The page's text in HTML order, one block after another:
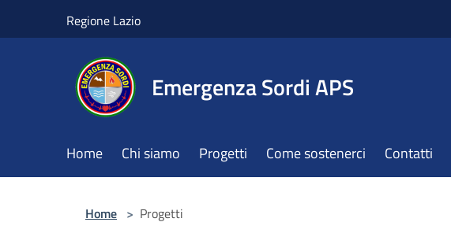
Regione Lazio
Emergenza Sordi APS
Home Chi siamo Progetti Come sostenerci Contatti
Home > Progetti